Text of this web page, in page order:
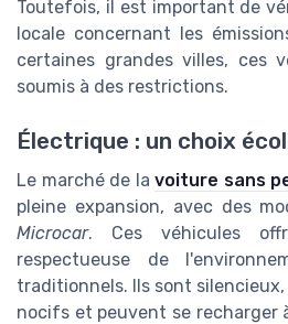
Toutefois, il est important de
locale concernant les
certaines grandes villes, ces
soumis à des restrictions.
Électrique : un choix
Le marché de lavoiture sans
pleine expansion, avec des
Microcar. Ces véhicules
respectueuse de
traditionnels. Ils sont
nocifs et peuvent se recharger